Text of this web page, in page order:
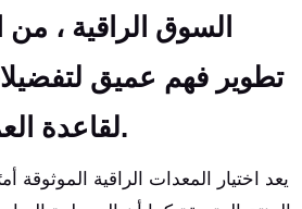
السوق الراقية ،
تطوير فهم عميق
لقاعدة العملاء المستهدفة.
يعد اختيار المعدات الراقية